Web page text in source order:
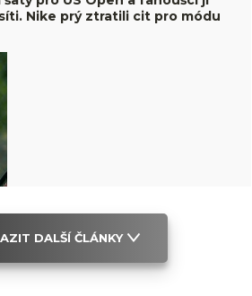
Nike prý ztratili cit pro módu
DALŠÍ ČLÁNKY